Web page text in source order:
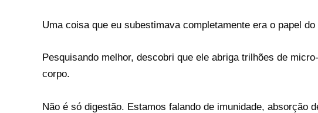
Uma coisa que eu subestimava completamente era o papel do
Pesquisando melhor, descobri que ele abriga trilhões de
corpo.
Não é só digestão. Estamos falando de imunidade, absorção